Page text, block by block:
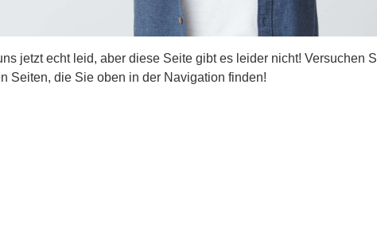
jetzt echt leid, aber diese Seite gibt es leider nicht! Versuchen
Seiten, die Sie oben in der Navigation finden!